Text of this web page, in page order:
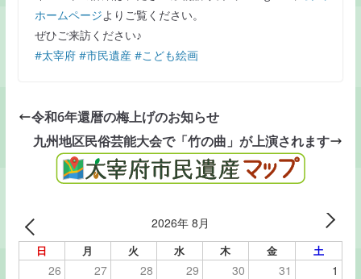
ホームページよりご覧ください。
ぜひご来訪ください♪
#太宰府 #市民遺産 #こども絵画
令和6年還暦の梅上げのお知らせ
九州地区民俗芸能大会で「竹の曲」が上演されます
2026年 8月
日 月 火 水 木 金 土
26 27 28 29 30 31 1